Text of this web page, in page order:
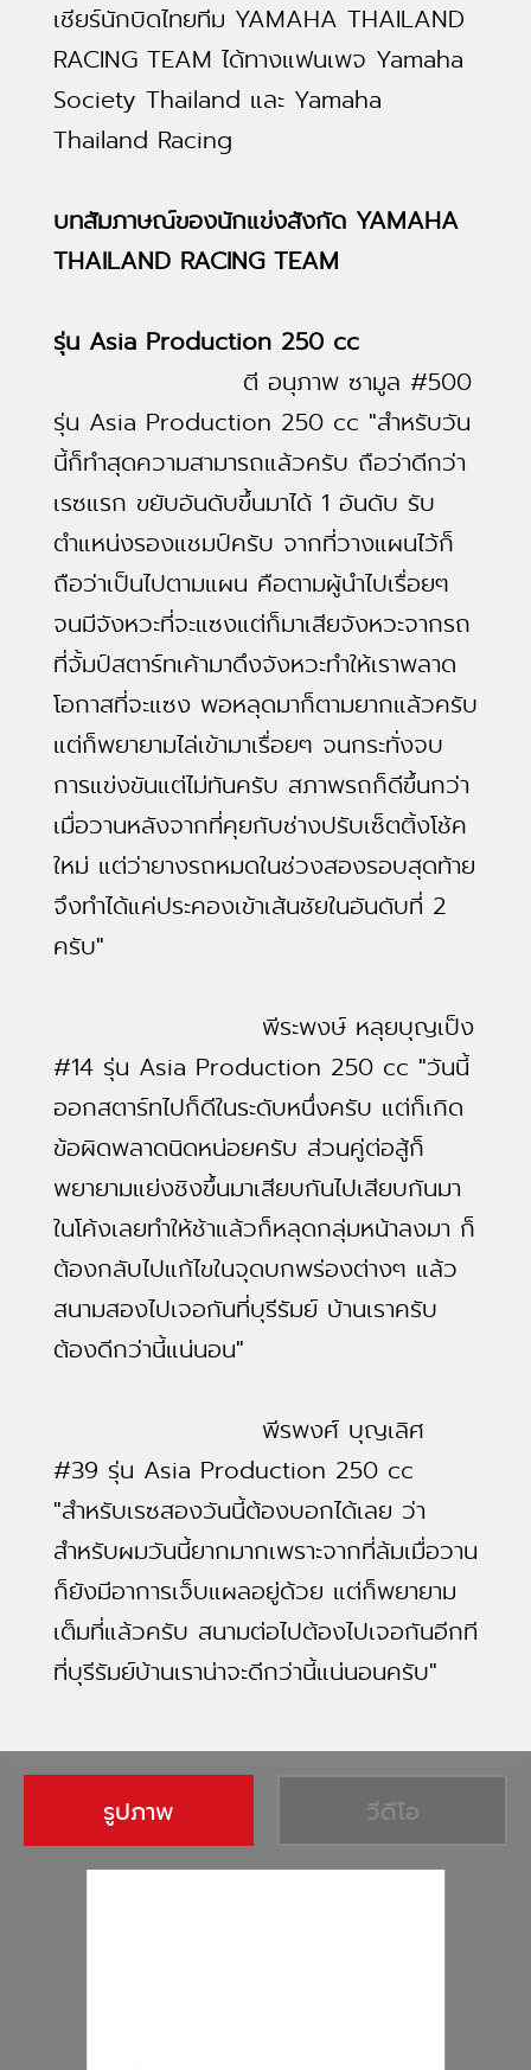
เชียร์นักบิดไทยทีม YAMAHA THAILAND
RACING TEAM ได้ทางแฟนเพจ Yamaha
Society Thailand และ Yamaha
Thailand Racing
บทสัมภาษณ์ของนักแข่งสังกัด YAMAHA
THAILAND RACING TEAM
รุ่น Asia Production 250 cc
ตี อนุภาพ ซามูล #500
รุ่น Asia Production 250 cc "สำหรับวัน
นี้ก็ทำสุดความสามารถแล้วครับ ถือว่าดีกว่า
เรซแรก ขยับอันดับขึ้นมาได้ 1 อันดับ รับ
ตำแหน่งรองแชมป์ครับ จากที่วางแผนไว้ก็
ถือว่าเป็นไปตามแผน คือตามผู้นำไปเรื่อยๆ
จนมีจังหวะที่จะแซงแต่ก็มาเสียจังหวะจากรถ
ที่จั้มป์สตาร์ทเค้ามาดึงจังหวะทำให้เราพลาด
โอกาสที่จะแซง พอหลุดมาก็ตามยากแล้วครับ
แต่ก็พยายามไล่เข้ามาเรื่อยๆ จนกระทั่งจบ
การแข่งขันแต่ไม่ทันครับ สภาพรถก็ดีขึ้นกว่า
เมื่อวานหลังจากที่คุยกับช่างปรับเซ็ตติ้งโช้ค
ใหม่ แต่ว่ายางรถหมดในช่วงสองรอบสุดท้าย
จึงทำได้แค่ประคองเข้าเส้นชัยในอันดับที่ 2
ครับ"
พีระพงษ์ หลุยบุญเป็ง
#14 รุ่น Asia Production 250 cc "วันนี้
ออกสตาร์ทไปก็ดีในระดับหนึ่งครับ แต่ก็เกิด
ข้อผิดพลาดนิดหน่อยครับ ส่วนคู่ต่อสู้ก็
พยายามแย่งชิงขึ้นมาเสียบกันไปเสียบกันมา
ในโค้งเลยทำให้ช้าแล้วก็หลุดกลุ่มหน้าลงมา ก็
ต้องกลับไปแก้ไขในจุดบกพร่องต่างๆ แล้ว
สนามสองไปเจอกันที่บุรีรัมย์ บ้านเราครับ
ต้องดีกว่านี้แน่นอน"
พีรพงศ์ บุญเลิศ
#39 รุ่น Asia Production 250 cc
"สำหรับเรซสองวันนี้ต้องบอกได้เลย ว่า
สำหรับผมวันนี้ยากมากเพราะจากที่ล้มเมื่อวาน
ก็ยังมีอาการเจ็บแผลอยู่ด้วย แต่ก็พยายาม
เต็มที่แล้วครับ สนามต่อไปต้องไปเจอกันอีกที
ที่บุรีรัมย์บ้านเราน่าจะดีกว่านี้แน่นอนครับ"
รูปภาพ วีดีโอ